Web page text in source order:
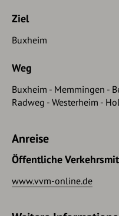
Ziel
Buxheim
Weg
Buxheim - Memmingen -
Radweg - Westerheim -
Anreise
Öffentliche
www.vvm-online.de